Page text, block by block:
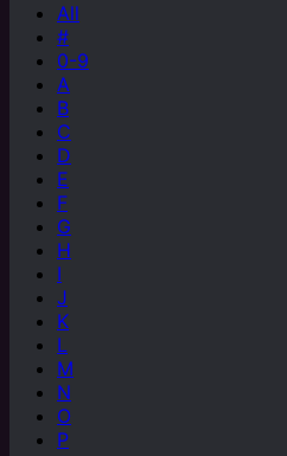
All
#
0-9
A
B
C
D
E
F
G
H
I
J
K
L
M
N
O
P